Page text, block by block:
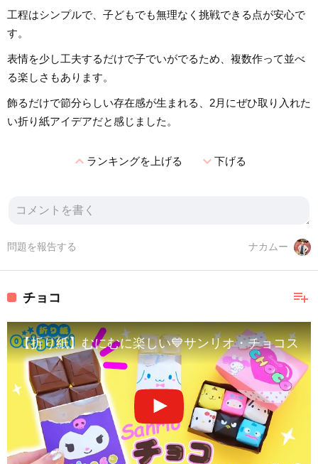
工程はシンプルで、子どもでも無理なく挑戦できる点が安心で
す。
表情を少し工夫するだけで子でいがでるため、複数作って並べ
る楽しさもあります。
飾るだけで節分らしい存在感が生まれる、2月にぜひ取り入れた
い折り紙アイデアだと感じました。
expand_lessランキングを上げる expand_more下げる
ナカムー
問題を報告する
playlist_add
チョコ
【折り紙】むにむに楽しい💙サンリオ・チョコス